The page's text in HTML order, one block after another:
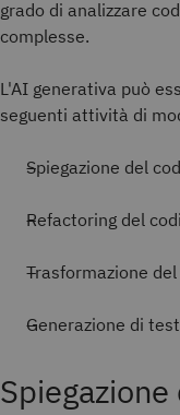
grado di analizzare
complesse.
L'AI generativa può
seguenti attività di
Spiegazione del
Refactoring del
Trasformazione
Generazione di